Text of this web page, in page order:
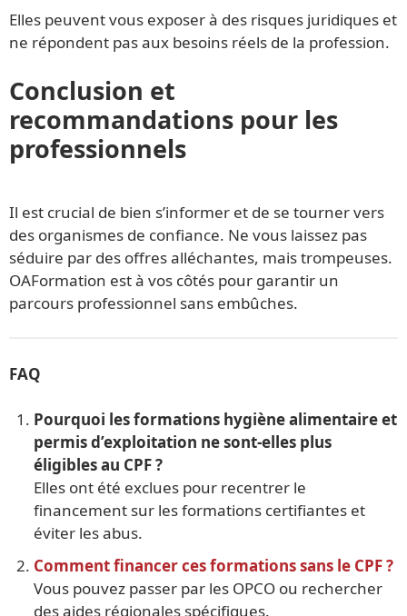
Elles peuvent vous exposer à des risques juridiques et
ne répondent pas aux besoins réels de la profession.
Conclusion et
recommandations pour les
professionnels
Il est crucial de bien s’informer et de se tourner vers
des organismes de confiance. Ne vous laissez pas
séduire par des offres alléchantes, mais trompeuses.
OAFormation est à vos côtés pour garantir un
parcours professionnel sans embûches.
FAQ
Pourquoi les formations hygiène alimentaire et
permis d’exploitation ne sont-elles plus
éligibles au CPF ?
Elles ont été exclues pour recentrer le
financement sur les formations certifiantes et
éviter les abus.
Comment financer ces formations sans le CPF ?
Vous pouvez passer par les OPCO ou rechercher
des aides régionales spécifiques.